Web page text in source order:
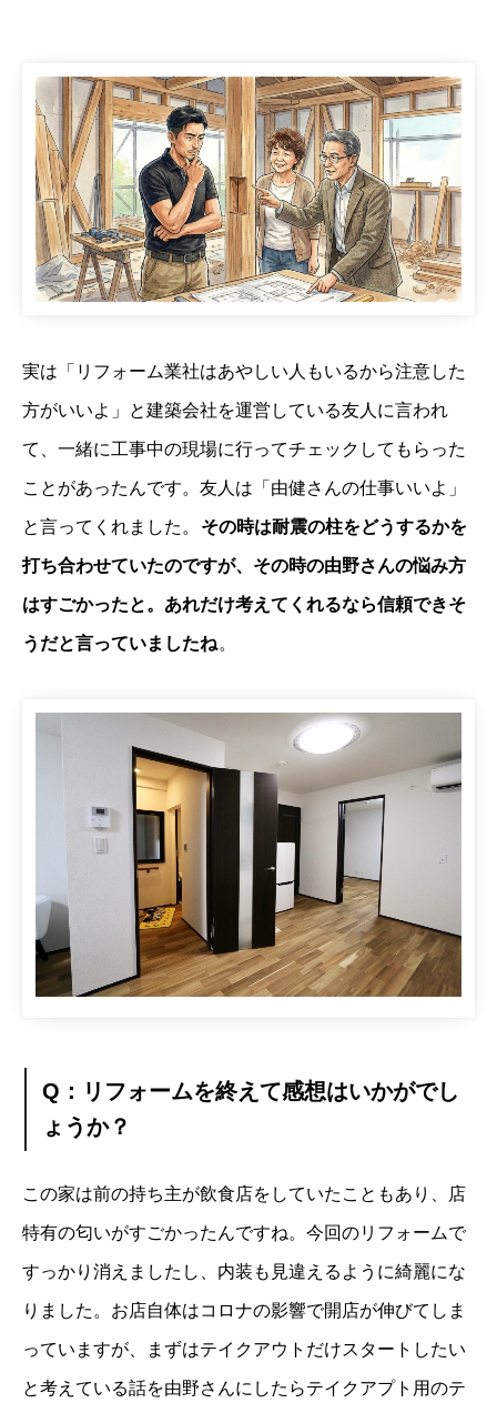
実は「リフォーム業社はあやしい人もいるから注意した
方がいいよ」と建築会社を運営している友人に言われ
て、一緒に工事中の現場に行ってチェックしてもらった
ことがあったんです。友人は「由健さんの仕事いいよ」
と言ってくれました。 その時は耐震の柱をどうするかを
打ち合わせていたのですが、その時の由野さんの悩み方
はすごかったと。あれだけ考えてくれるなら信頼できそ
うだと言っていましたね。
Q：リフォームを終えて感想はいかがでし
ょうか？
この家は前の持ち主が飲食店をしていたこともあり、店
特有の匂いがすごかったんですね。 今回のリフォームで
すっかり消えましたし、内装も見違えるように綺麗にな
りました。お店自体はコロナの影響で開店が伸びてしま
っていますが、まずはテイクアウトだけスタートしたい
と考えている話を由野さんにしたらテイクアプト用のテ